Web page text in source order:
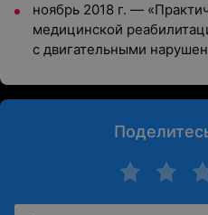
ноябрь 2018 г. —
медицинской
с двигательными